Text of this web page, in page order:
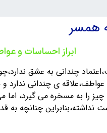
همسر
ابراز احساسات و
چندانی به عشق
ی چندانی
را به مسخره می گیرد، اما
چنانچه به